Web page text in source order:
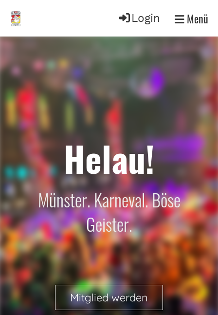
Login Menü
Helau!
Münster. Karneval. Böse
Geister.
Mitglied werden